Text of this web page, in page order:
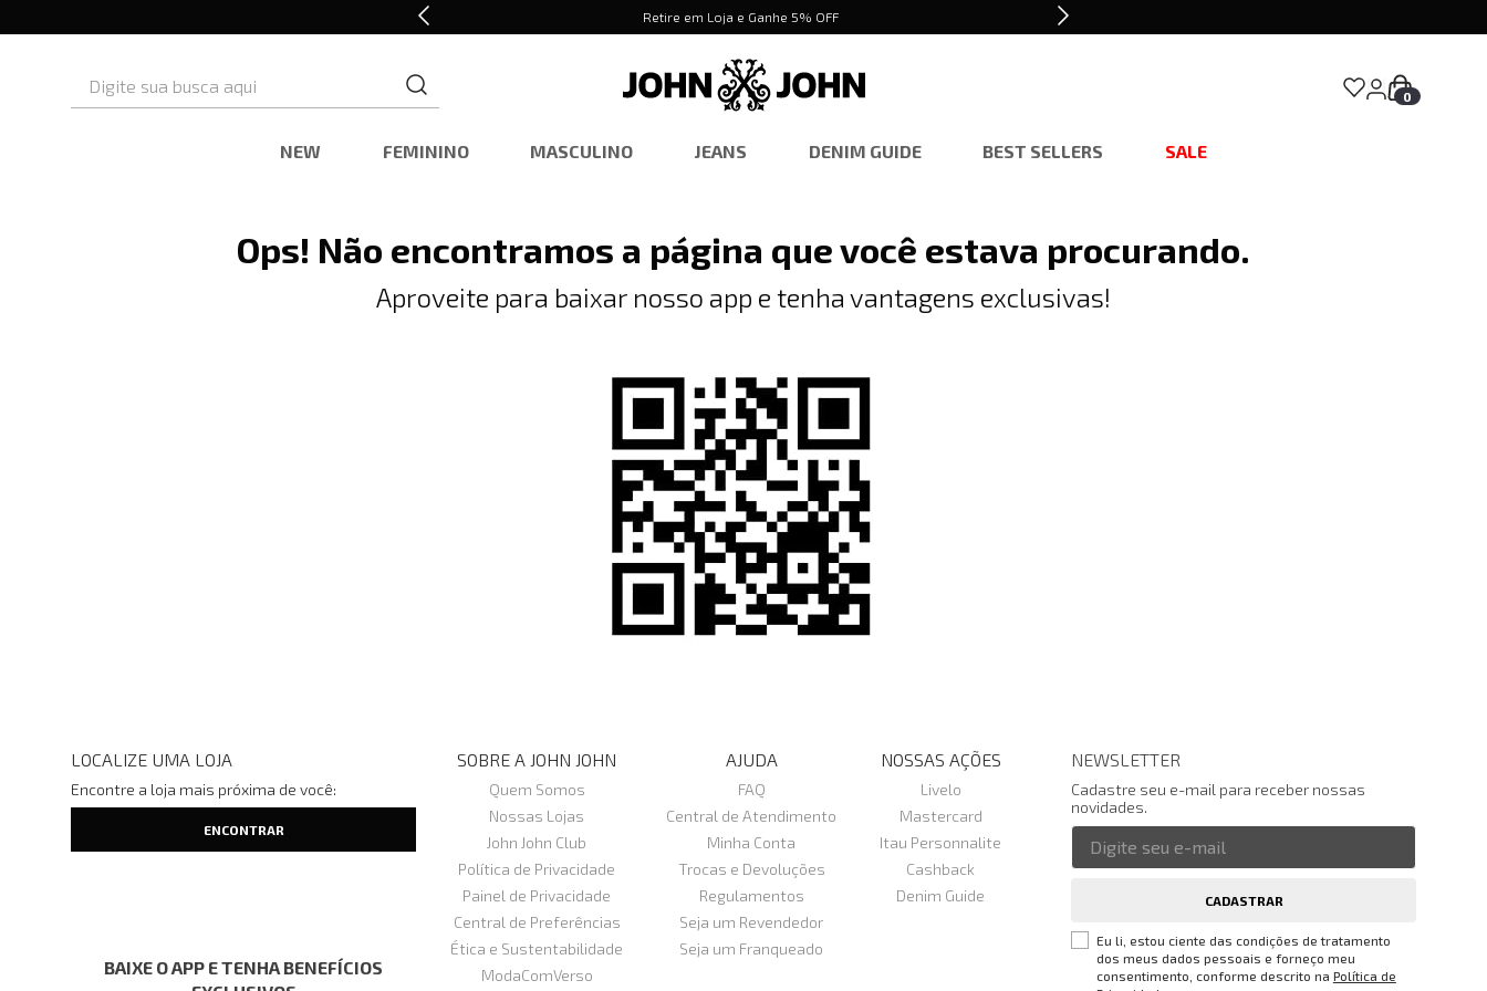
Retire em Loja e Ganhe 5% OFF
0
NEW FEMININO MASCULINO JEANS DENIM GUIDE BEST SELLERS SALE
Ops! Não encontramos a página que você estava procurando.
Aproveite para baixar nosso app e tenha vantagens exclusivas!
LOCALIZE UMA LOJA
Encontre a loja mais próxima de você:
BAIXE O APP E TENHA BENEFÍCIOS
SOBRE A JOHN JOHN
Quem Somos
Nossas Lojas
John John Club
Política de Privacidade
Painel de Privacidade
Central de Preferências
Ética e Sustentabilidade
ModaComVerso
AJUDA
FAQ
Central de Atendimento
Minha Conta
Trocas e Devoluções
Regulamentos
Seja um Revendedor
Seja um Franqueado
NOSSAS AÇÕES
Livelo
Mastercard
Itau Personnalite
Cashback
Denim Guide
NEWSLETTER
Cadastre seu e-mail para receber nossas
novidades.
CADASTRAR
Eu li, estou ciente das condições de tratamento
dos meus dados pessoais e forneço meu
consentimento, conforme descrito na Política de